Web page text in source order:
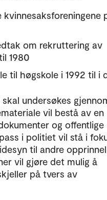
om rekruttering av
1980
til høgskole i 1992 til i
undersøkes
vil bestå av en
og offentlige
i politiet vil stå i
til andre
vil gjøre det mulig å
på tvers av